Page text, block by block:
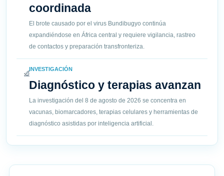
coordinada
El brote causado por el virus Bundibugyo continúa
expandiéndose en África central y requiere vigilancia, rastreo
de contactos y preparación transfronteriza.
INVESTIGACIÓN
Diagnóstico y terapias avanzan
La investigación del 8 de agosto de 2026 se concentra en
vacunas, biomarcadores, terapias celulares y herramientas de
diagnóstico asistidas por inteligencia artificial.